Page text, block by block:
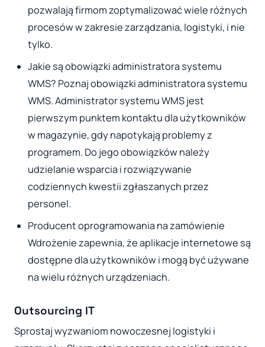
pozwalają firmom zoptymalizować wiele różnych
procesów w zakresie zarządzania, logistyki, i nie
tylko.
Jakie są obowiązki administratora systemu
WMS? Poznaj obowiązki administratora systemu
WMS. Administrator systemu WMS jest
pierwszym punktem kontaktu dla użytkowników
w magazynie, gdy napotykają problemy z
programem. Do jego obowiązków należy
udzielanie wsparcia i rozwiązywanie
codziennych kwestii zgłaszanych przez
personel.
Producent oprogramowania na zamówienie
Wdrożenie zapewnia, że aplikacje internetowe są
dostępne dla użytkowników i mogą być używane
na wielu różnych urządzeniach.
Outsourcing IT
Sprostaj wyzwaniom nowoczesnej logistyki i